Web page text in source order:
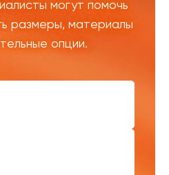
могут помочь
размеры, материалы
опции.